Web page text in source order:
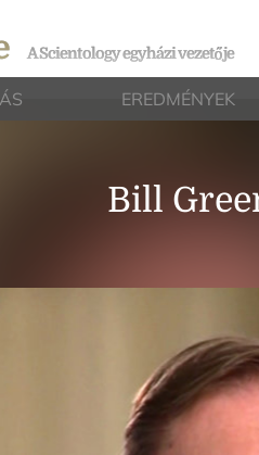
A Scientology egyházi vezetője
EREDMÉNYEK
Bill